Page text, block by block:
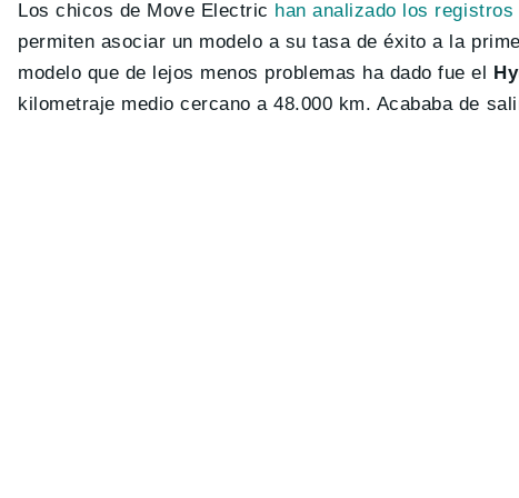
Los chicos de Move Electric han analizado los
permiten asociar un modelo a su tasa de éxito a la
modelo que de lejos menos problemas ha dado fue el
kilometraje medio cercano a 48.000 km. Acababa de